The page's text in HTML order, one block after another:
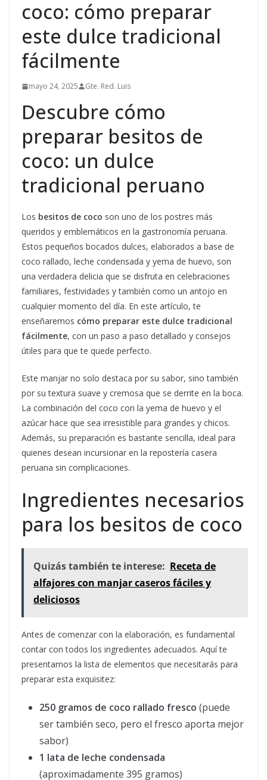
coco: cómo preparar
este dulce tradicional
fácilmente
mayo 24, 2025 Gte. Red. Luis
Descubre cómo
preparar besitos de
coco: un dulce
tradicional peruano
Los besitos de coco son uno de los postres más
queridos y emblemáticos en la gastronomía peruana.
Estos pequeños bocados dulces, elaborados a base de
coco rallado, leche condensada y yema de huevo, son
una verdadera delicia que se disfruta en celebraciones
familiares, festividades y también como un antojo en
cualquier momento del día. En este artículo, te
enseñaremos cómo preparar este dulce tradicional
fácilmente, con un paso a paso detallado y consejos
útiles para que te quede perfecto.
Este manjar no solo destaca por su sabor, sino también
por su textura suave y cremosa que se derrite en la boca.
La combinación del coco con la yema de huevo y el
azúcar hace que sea irresistible para grandes y chicos.
Además, su preparación es bastante sencilla, ideal para
quienes desean incursionar en la repostería casera
peruana sin complicaciones.
Ingredientes necesarios
para los besitos de coco
Quizás también te interese: Receta de
alfajores con manjar caseros fáciles y
deliciosos
Antes de comenzar con la elaboración, es fundamental
contar con todos los ingredientes adecuados. Aquí te
presentamos la lista de elementos que necesitarás para
preparar esta exquisitez:
250 gramos de coco rallado fresco (puede
ser también seco, pero el fresco aporta mejor
sabor)
1 lata de leche condensada
(aproximadamente 395 gramos)